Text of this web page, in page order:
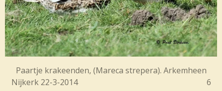
Paartje krakeenden, (Mareca strepera). Arkemheen
Nijkerk 22-3-2014 6